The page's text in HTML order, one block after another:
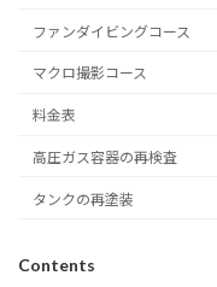
ファンダイビングコース
マクロ撮影コース
料金表
高圧ガス容器の再検査
タンクの再塗装
Contents